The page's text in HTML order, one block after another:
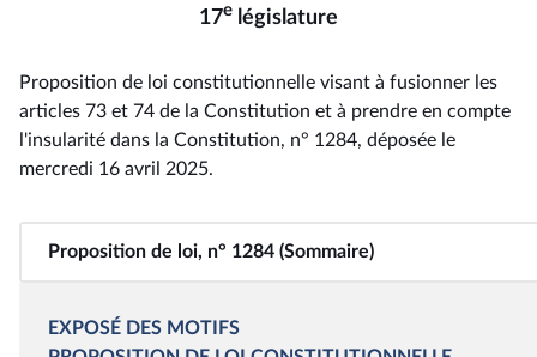
17e législature
Proposition de loi constitutionnelle visant à fusionner les
articles 73 et 74 de la Constitution et à prendre en compte
l'insularité dans la Constitution, n° 1284, déposée le
mercredi 16 avril 2025.
Proposition de loi, n° 1284 (Sommaire)
EXPOSÉ DES MOTIFS